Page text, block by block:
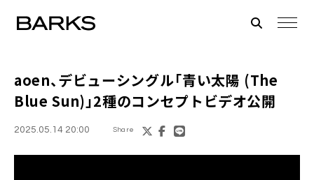
aoen、デビューシングル「青い太陽 (The
Blue Sun)」2種のコンセプトビデオ公開
2025.05.14 20:00 Share